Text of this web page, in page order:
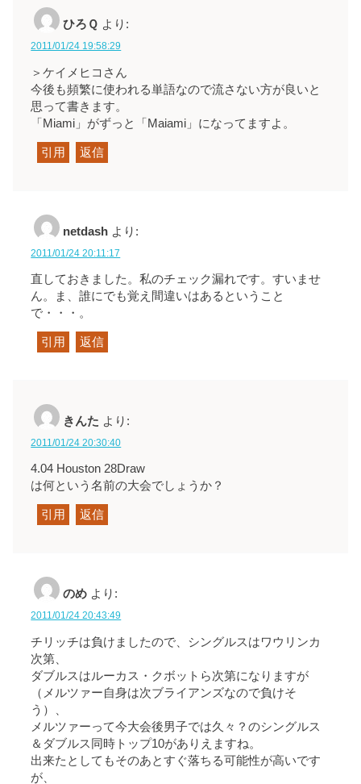
ひろＱ より:
2011/01/24 19:58:29
＞ケイメヒコさん
今後も頻繁に使われる単語なので流さない方が良いと
思って書きます。
「Miami」がずっと「Maiami」になってますよ。
引用 返信
netdash より:
2011/01/24 20:11:17
直しておきました。私のチェック漏れです。すいませ
ん。ま、誰にでも覚え間違いはあるということ
で・・・。
引用 返信
きんた より:
2011/01/24 20:30:40
4.04 Houston 28Draw
は何という名前の大会でしょうか？
引用 返信
のめ より:
2011/01/24 20:43:49
チリッチは負けましたので、シングルスはワウリンカ
次第、
ダブルスはルーカス・クボットら次第になりますが
（メルツァー自身は次ブライアンズなので負けそ
う）、
メルツァーって今大会後男子では久々？のシングルス
＆ダブルス同時トップ10がありえますね。
出来たとしてもそのあとすぐ落ちる可能性が高いです
が、